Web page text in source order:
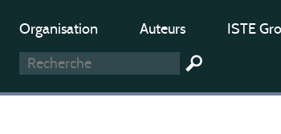
Organisation Auteurs ISTE